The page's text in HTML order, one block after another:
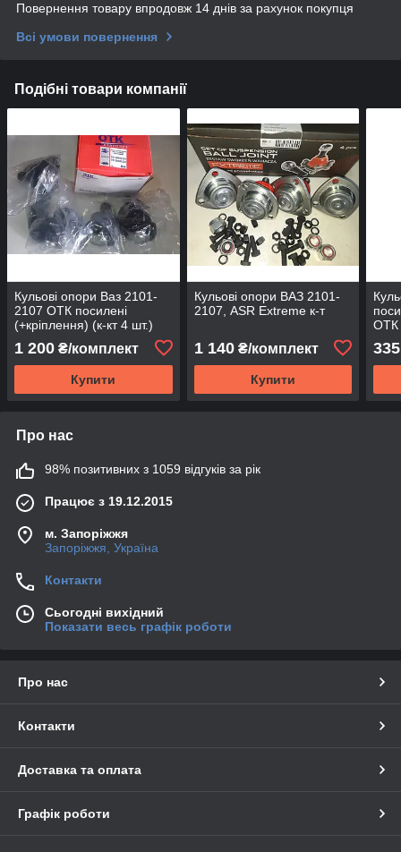
Повернення товару впродовж 14 днів за рахунок покупця
Всі умови повернення
Подібні товари компанії
Кульові опори Ваз 2101-
2107 ОТК посилені
(+кріплення) (к-кт 4 шт.)
1 200 ₴/комплект
Купити
Кульові опори ВАЗ 2101-
2107, ASR Extreme к-т
1 140₴/комплект
Купити
ОТК
335
Про нас
98% позитивних з 1059 відгуків за рік
Працює з 19.12.2015
м. Запоріжжя
Запоріжжя, Україна
Контакти
Сьогодні вихідний
Показати весь графік роботи
Про нас
Контакти
Доставка та оплата
Графік роботи